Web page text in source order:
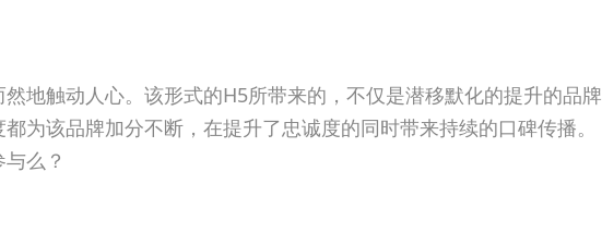
地触动人心。该形式的H5所带来的，不仅是潜移默化的提升的品牌
为该品牌加分不断，在提升了忠诚度的同时带来持续的口碑传播。
么？